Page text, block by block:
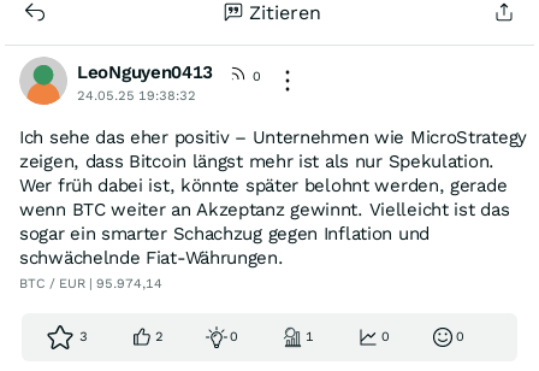
Zitieren
LeoNguyen0413
0
24.05.25 19:38:32
Ich sehe das eher positiv – Unternehmen wie MicroStrategy
zeigen, dass Bitcoin längst mehr ist als nur Spekulation.
Wer früh dabei ist, könnte später belohnt werden, gerade
wenn BTC weiter an Akzeptanz gewinnt. Vielleicht ist das
sogar ein smarter Schachzug gegen Inflation und
schwächelnde Fiat-Währungen.
BTC / EUR | 95.974,14
3 2 0 1 0 0